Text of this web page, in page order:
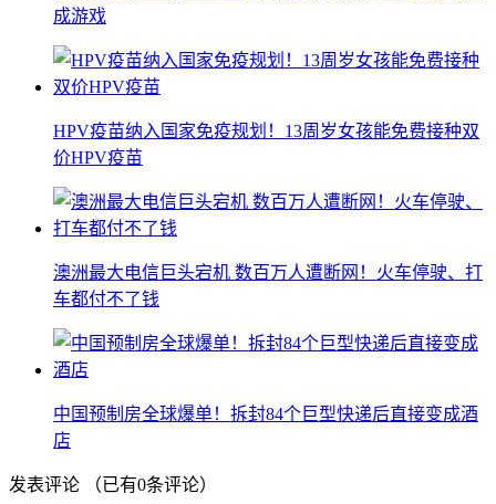
成游戏
HPV疫苗纳入国家免疫规划！13周岁女孩能免费接种双
价HPV疫苗
澳洲最大电信巨头宕机 数百万人遭断网！火车停驶、打
车都付不了钱
中国预制房全球爆单！拆封84个巨型快递后直接变成酒
店
发表评论 （已有0条评论）